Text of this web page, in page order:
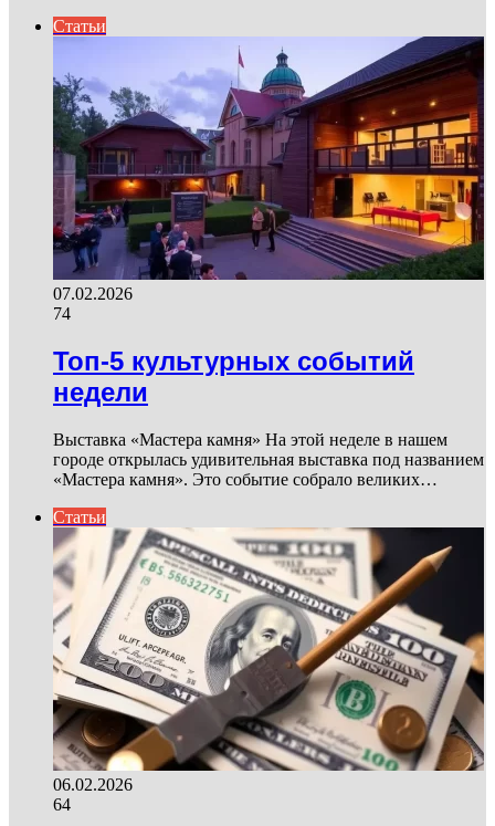
Статьи
07.02.2026
74
Топ-5 культурных событий
недели
Выставка «Мастера камня» На этой неделе в нашем
городе открылась удивительная выставка под названием
«Мастера камня». Это событие собрало великих…
Статьи
06.02.2026
64